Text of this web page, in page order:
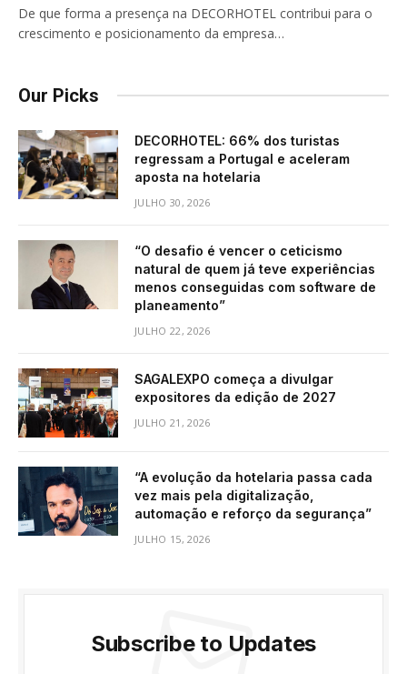
De que forma a presença na DECORHOTEL contribui para o
crescimento e posicionamento da empresa…
Our Picks
DECORHOTEL: 66% dos turistas
regressam a Portugal e aceleram
aposta na hotelaria
JULHO 30, 2026
“O desafio é vencer o ceticismo
natural de quem já teve experiências
menos conseguidas com software de
planeamento”
JULHO 22, 2026
SAGALEXPO começa a divulgar
expositores da edição de 2027
JULHO 21, 2026
“A evolução da hotelaria passa cada
vez mais pela digitalização,
automação e reforço da segurança”
JULHO 15, 2026
Subscribe to Updates